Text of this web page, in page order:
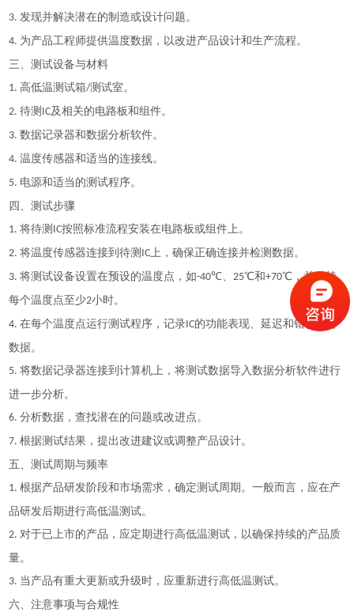
3.发现并解决潜在的制造或设计问题。
4. 为产品工程师提供温度数据，以改进产品设计和生产流程。
三、测试设备与材料
1. 高低温测试箱/测试室。
2.待测 IC及相关的电路板和组件。
3.数据记录器和数据分析软件。
4.温度传感器和适当的连接线。
5. 电源和适当的测试程序。
四、测试步骤
1.将待测 IC按照标准流程安装在电路板或组件上。
2.将温度传感器连接到待测 IC上，确保正确连接并检测数据。
3.将测试设备设置在预设的温度点，如-40℃、25℃和+70℃，并保持
每个温度点至少2小时。
4.在每个温度点运行测试程序，记录IC的功能表现、延迟和错误率等
数据。
5.将数据记录器连接到计算机上，将测试数据导入数据分析软件进行
进一步分析。
6.分析数据，查找潜在的问题或改进点。
7.根据测试结果，提出改进建议或调整产品设计。
五、测试周期与频率
1.根据产品研发阶段和市场需求，确定测试周期。一般而言，应在产
品研发后期进行高低温测试。
2.对于已上市的产品，应定期进行高低温测试，以确保持续的产品质
量。
3. 当产品有重大更新或升级时，应重新进行高低温测试。
六、注意事项与合规性